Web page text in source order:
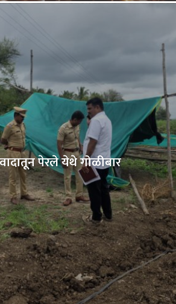
पेरले येथे गोळीबार